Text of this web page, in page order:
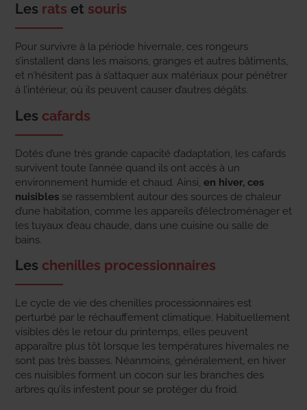
Les rats et souris
Pour survivre à la période hivernale, ces rongeurs
s’installent dans les maisons, granges et autres bâtiments,
et n’hésitent pas à s’attaquer aux matériaux pour pénétrer
à l’intérieur, où ils peuvent causer d’autres dégâts.
Les cafards
Dotés d’une très grande capacité d’adaptation, les cafards
survivent toute l’année quand ils ont accès à un
environnement humide et chaud. Ainsi, en hiver, ces
nuisibles se rassemblent autour des sources de chaleur
d’une habitation, comme les appareils d’électroménager et
les tuyaux d’eau chaude, dans une cuisine ou salle de
bains.
Les chenilles processionnaires
Le cycle de vie des chenilles processionnaires est
perturbé par le réchauffement climatique. Habituellement
visibles dès le retour du printemps, elles peuvent
apparaître plus tôt lorsque les températures hivernales ne
sont pas très basses. Néanmoins, généralement, en hiver
ces nuisibles forment un cocon sur les branches des
arbres qu’ils infestent pour se protéger du froid.